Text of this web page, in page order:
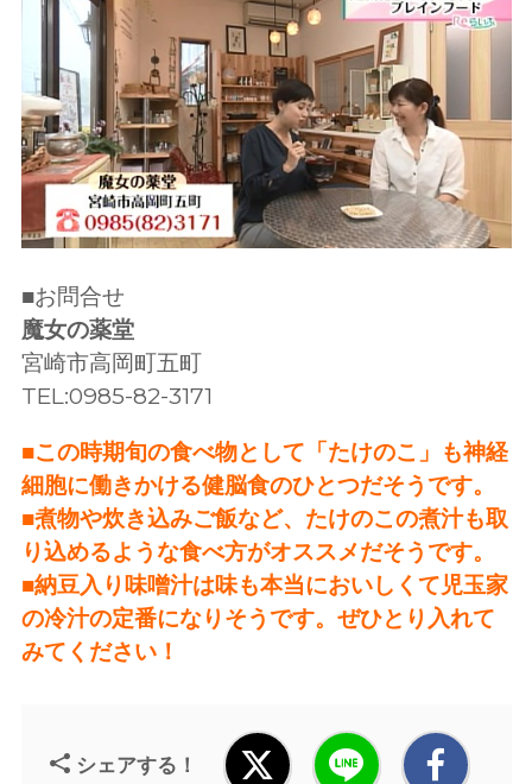
■お問合せ
魔女の薬堂
宮崎市高岡町五町
TEL:0985-82-3171
■この時期旬の食べ物として「たけのこ」も神経
細胞に働きかける健脳食のひとつだそうです。
■煮物や炊き込みご飯など、たけのこの煮汁も取
り込めるような食べ方がオススメだそうです。
■納豆入り味噌汁は味も本当においしくて児玉家
の冷汁の定番になりそうです。ぜひとり入れて
みてください！
シェアする！